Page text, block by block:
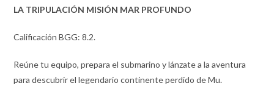
LA TRIPULACIÓN MISIÓN MAR PROFUNDO
Calificación BGG: 8.2.
Reúne tu equipo, prepara el submarino y lánzate a la aventura
para descubrir el legendario continente perdido de Mu.